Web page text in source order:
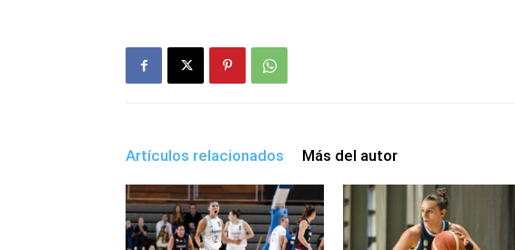
Artículos relacionados Más del autor